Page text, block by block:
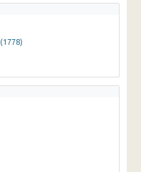
(1778)